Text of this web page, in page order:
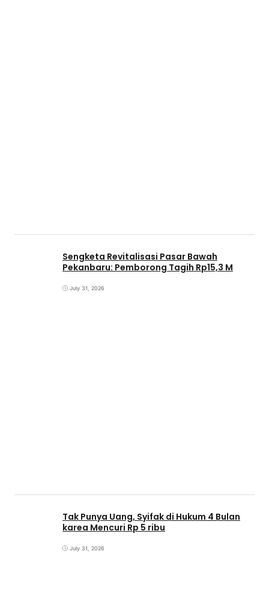
Sengketa Revitalisasi Pasar Bawah
Pekanbaru: Pemborong Tagih Rp15,3 M
July 31, 2026
Tak Punya Uang, Syifak di Hukum 4 Bulan
karea Mencuri Rp 5 ribu
July 31, 2026